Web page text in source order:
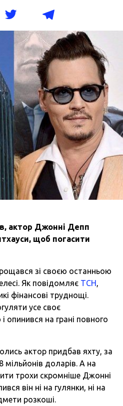
актор Джонні Депп
щоб погасити
зі своєю останньою
Як повідомляє ТСН ,
фінансові труднощі.
усе своє
опинився на грані повного
актор придбав яхту, за
мільйонів доларів. А на
трохи скромніше Джонні
він ні на гулянки, ні на
розкоші.